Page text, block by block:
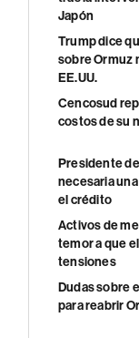
Japón
Trump dice
sobre Ormuz
EE.UU.
Cencosud
costos de su
Presidente
necesaria
el crédito
Activos de
temor a que
tensiones
Dudas sobre
para reabrir